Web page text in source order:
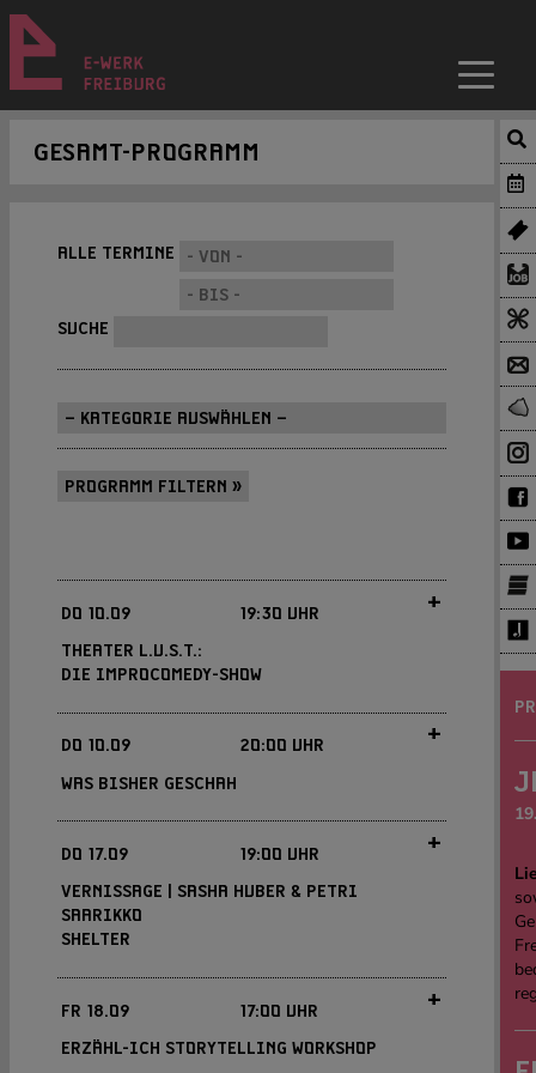
GESAMT-PROGRAMM
ALLE TERMINE
SUCHE
PROGRAMM FILTERN »
DO 10.09 19:30 UHR
THEATER L.U.S.T.:
DIE IMPROCOMEDY-SHOW
+
Die bekannte Freiburger Improtheatergruppe
improvisiert völlig spontan, temporeich und
überraschend Szenen live und spontan auf offener
Text vergessen - denn sie haben keinen gelernt! Sie
spielen auf Zuruf des Publikums ...
DO 10.09 20:00 UHR
WAS BISHER GESCHAH
+
Wenn wir wissen, was bisher geschah, nehmen wir
was morgen kommen kann.In Was bisher geschah
DO 17.09 19:00 UHR
VERNISSAGE | SASHA HUBER & PETRI
SAARIKKO
SHELTER
+
FR 18.09 17:00 UHR
ERZÄHL-ICH STORYTELLING WORKSHOP
+